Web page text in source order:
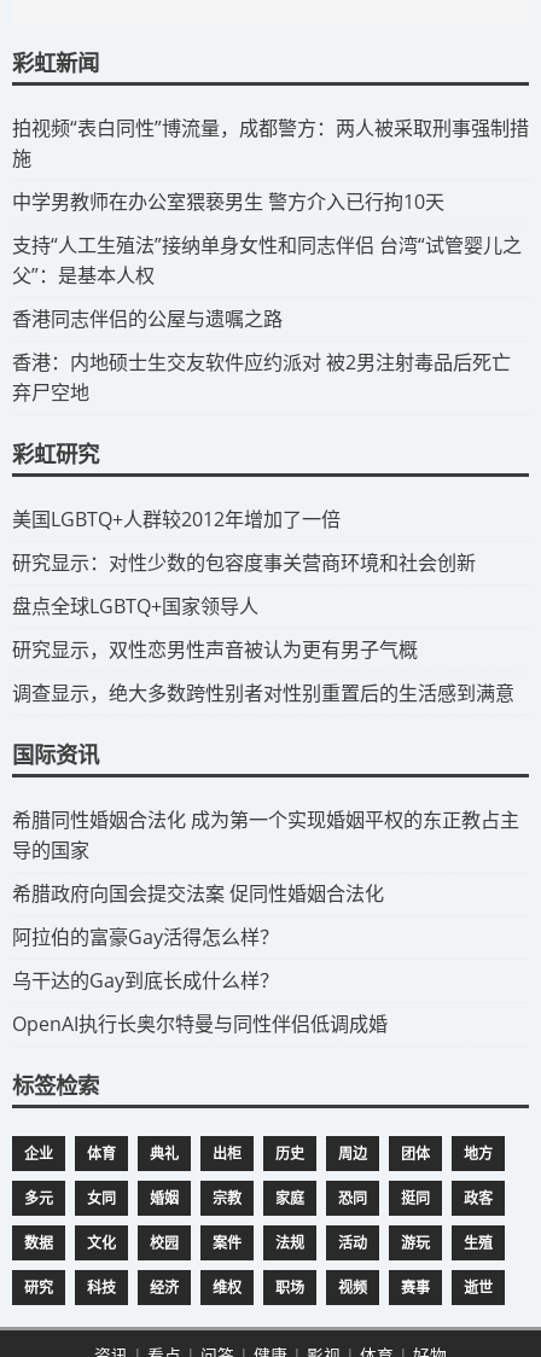
彩虹新闻
拍视频“表白同性”博流量，成都警方：两人被采取刑事强制措
施
​中学男教师在办公室猥亵男生 警方介入已行拘10天
​支持“人工生殖法”接纳单身女性和同志伴侣 台湾“试管婴儿之
父”：是基本人权
​香港同志伴侣的公屋与遗嘱之路
​香港：内地硕士生交友软件应约派对 被2男注射毒品后死亡
弃尸空地
彩虹研究
​美国LGBTQ+人群较2012年增加了一倍
​研究显示：对性少数的包容度事关营商环境和社会创新
​盘点全球LGBTQ+国家领导人
研究显示，双性恋男性声音被认为更有男子气概
调查显示，绝大多数跨性别者对性别重置后的生活感到满意
国际资讯
​希腊同性婚姻合法化 成为第一个实现婚姻平权的东正教占主
导的国家
​希腊政府向国会提交法案 促同性婚姻合法化
​阿拉伯的富豪Gay活得怎么样？
​乌干达的Gay到底长成什么样？
​OpenAI执行长奥尔特曼与同性伴侣低调成婚
标签检索
企业 体育 典礼 出柜 历史 周边 团体 地方
多元 女同 婚姻 宗教 家庭 恐同 挺同 政客
数据 文化 校园 案件 法规 活动 游玩 生殖
研究 科技 经济 维权 职场 视频 赛事 逝世